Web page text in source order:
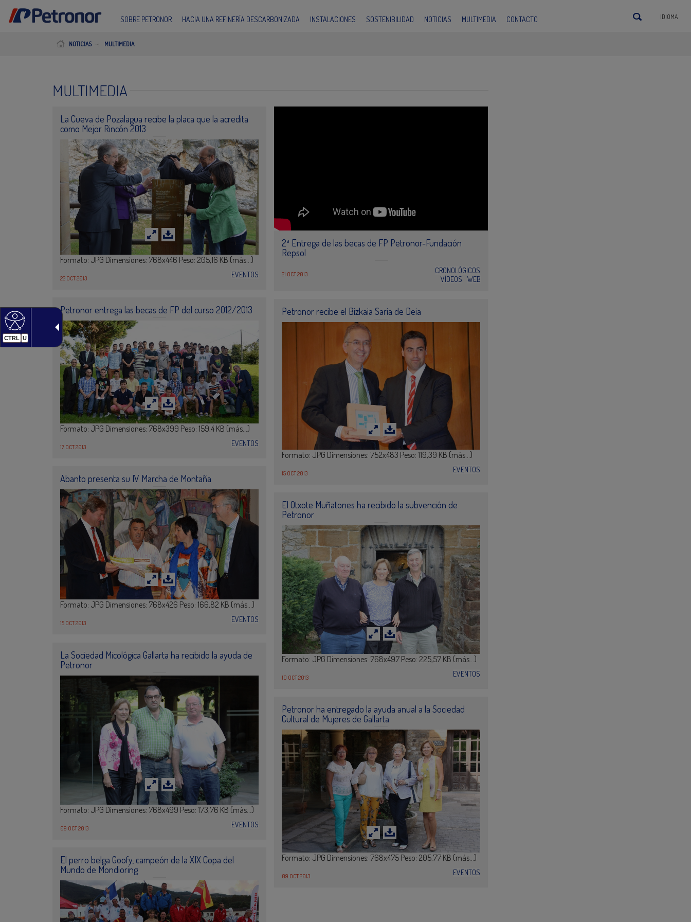
CTRL U
SOBRE PETRONOR HACIA UNA REFINERÍA DESCARBONIZADA INSTALACIONES SOSTENIBILIDAD NOTICIAS MULTIMEDIA CONTACTO IDIOMA
NOTICIAS MULTIMEDIA
MULTIMEDIA
La Cueva de Pozalagua recibe la placa que la acredita
como Mejor Rincón 2013
Formato: JPG Dimensiones: 768x446 Peso: 205,16 KB (más…)
22 OCT 2013 EVENTOS
2ª Entrega de las becas de FP Petronor-Fundación
Repsol
21 OCT 2013
CRONOLÓGICOS
VÍDEOS
WEB
Petronor entrega las becas de FP del curso 2012/2013
Formato: JPG Dimensiones: 768x399 Peso: 159,4 KB (más…)
17 OCT 2013 EVENTOS
Petronor recibe el Bizkaia Saria de Deia
Formato: JPG Dimensiones: 752x483 Peso: 119,39 KB (más…)
15 OCT 2013 EVENTOS
Abanto presenta su IV Marcha de Montaña
Formato: JPG Dimensiones: 768x426 Peso: 166,82 KB (más…)
15 OCT 2013 EVENTOS
El Otxote Muñatones ha recibido la subvención de
Petronor
Formato: JPG Dimensiones: 768x497 Peso: 225,57 KB (más…)
10 OCT 2013 EVENTOS
La Sociedad Micológica Gallarta ha recibido la ayuda de
Petronor
Formato: JPG Dimensiones: 768x499 Peso: 173,76 KB (más…)
09 OCT 2013 EVENTOS
Petronor ha entregado la ayuda anual a la Sociedad
Cultural de Mujeres de Gallarta
Formato: JPG Dimensiones: 768x475 Peso: 205,77 KB (más…)
09 OCT 2013 EVENTOS
El perro belga Goofy, campeón de la XIX Copa del
Mundo de Mondioring